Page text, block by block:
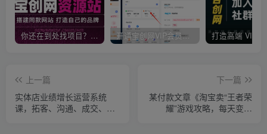
你还在到处找项目？还在当韭菜？我靠卖项目一个月收入5万+，曾经我也是个失败者。 开通宝创网VIP会员，尊享全站资源免费下载，享70%的推广提成！！【限时五折优惠】
上一篇
实体店业绩增长运营系统
课，拓客、沟通、成交、转
下一篇
某付款文章《淘宝卖“王者荣
耀”游戏攻略，每天变现